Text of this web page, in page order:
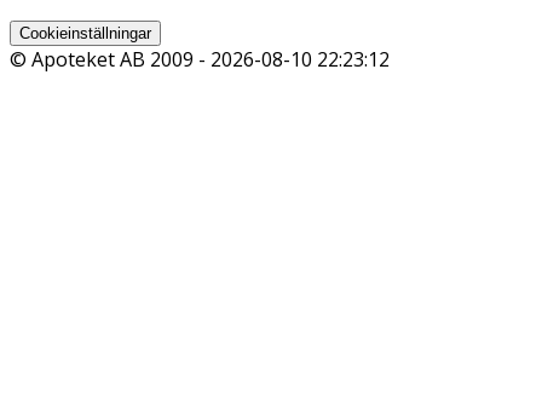
Cookieinställningar
© Apoteket AB 2009 - 2026-08-10 22:23:12